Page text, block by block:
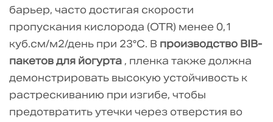
экологичные
материалы
для
установки
5.1
Индустриальный
хардкор:
барьер, часто достигая скорости
пропускания кислорода (OTR) менее 0,1
куб.см/м2/день при 23°C. В производство BIB-
пакетов для йогурта , пленка также должна
демонстрировать высокую устойчивость к
растрескиванию при изгибе, чтобы
предотвратить утечки через отверстия во